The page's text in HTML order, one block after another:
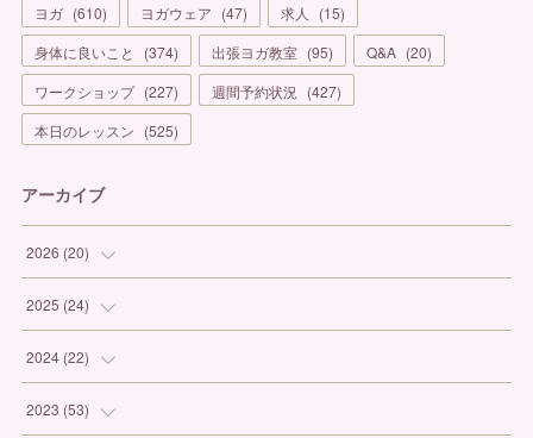
ヨガ (610) ヨガウェア (47) 求人 (15)
身体に良いこと
(374) 出張ヨガ教室 (95) Q&A (20)
ワークショップ (227) 週間予約状況 (427)
本日のレッスン (525)
アーカイブ
2026 (20)
(1
(3
(6
2025 (24)
(1
(7
2024 (22)
(1
2023 (53)